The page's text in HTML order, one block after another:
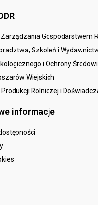
Zarządzania Gospodarstwem
Szkoleń i
i Ochrony
Wiejskich
Rolniczej i
informacje